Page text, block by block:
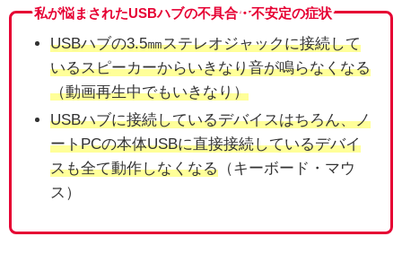
私が悩まされたUSBハブの不具合・不安定の症状
USBハブの3.5㎜ステレオジャックに接続して
いるスピーカーからいきなり音が鳴らなくなる
（動画再生中でもいきなり）
USBハブに接続しているデバイスはちろん、ノ
ートPCの本体USBに直接接続しているデバイ
スも全て動作しなくなる（キーボード・マウ
ス）